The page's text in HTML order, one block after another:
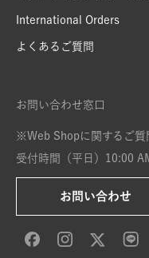
International Orders
よくあるご質問
お問い合わせ窓口
※Web Shopに関するご質
受付時間（平日）10:00
お問い合わせ